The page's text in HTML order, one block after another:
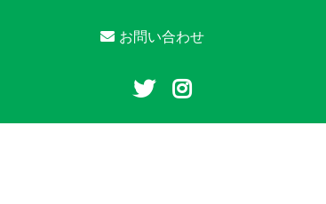
お問い合わせ